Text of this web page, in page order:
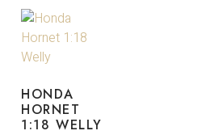
HONDA
HORNET
1:18 WELLY